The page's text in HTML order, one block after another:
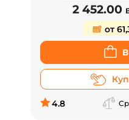
2 452.00
от
4.8